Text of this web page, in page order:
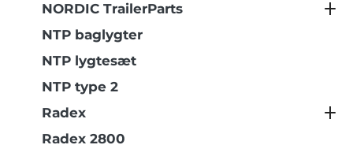
NORDIC TrailerParts
NTP baglygter
NTP lygtesæt
NTP type 2
Radex
Radex 2800